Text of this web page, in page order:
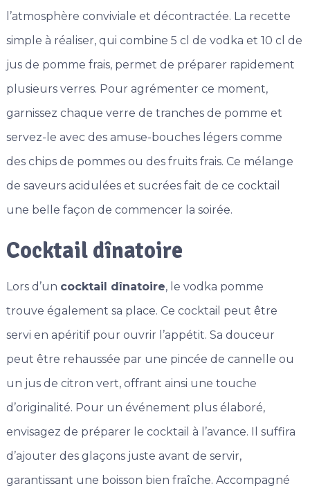
l’atmosphère conviviale et décontractée. La recette
simple à réaliser, qui combine 5 cl de vodka et 10 cl de
jus de pomme frais, permet de préparer rapidement
plusieurs verres. Pour agrémenter ce moment,
garnissez chaque verre de tranches de pomme et
servez-le avec des amuse-bouches légers comme
des chips de pommes ou des fruits frais. Ce mélange
de saveurs acidulées et sucrées fait de ce cocktail
une belle façon de commencer la soirée.
Cocktail dînatoire
Lors d’un cocktail dînatoire, le vodka pomme
trouve également sa place. Ce cocktail peut être
servi en apéritif pour ouvrir l’appétit. Sa douceur
peut être rehaussée par une pincée de cannelle ou
un jus de citron vert, offrant ainsi une touche
d’originalité. Pour un événement plus élaboré,
envisagez de préparer le cocktail à l’avance. Il suffira
d’ajouter des glaçons juste avant de servir,
garantissant une boisson bien fraîche. Accompagné